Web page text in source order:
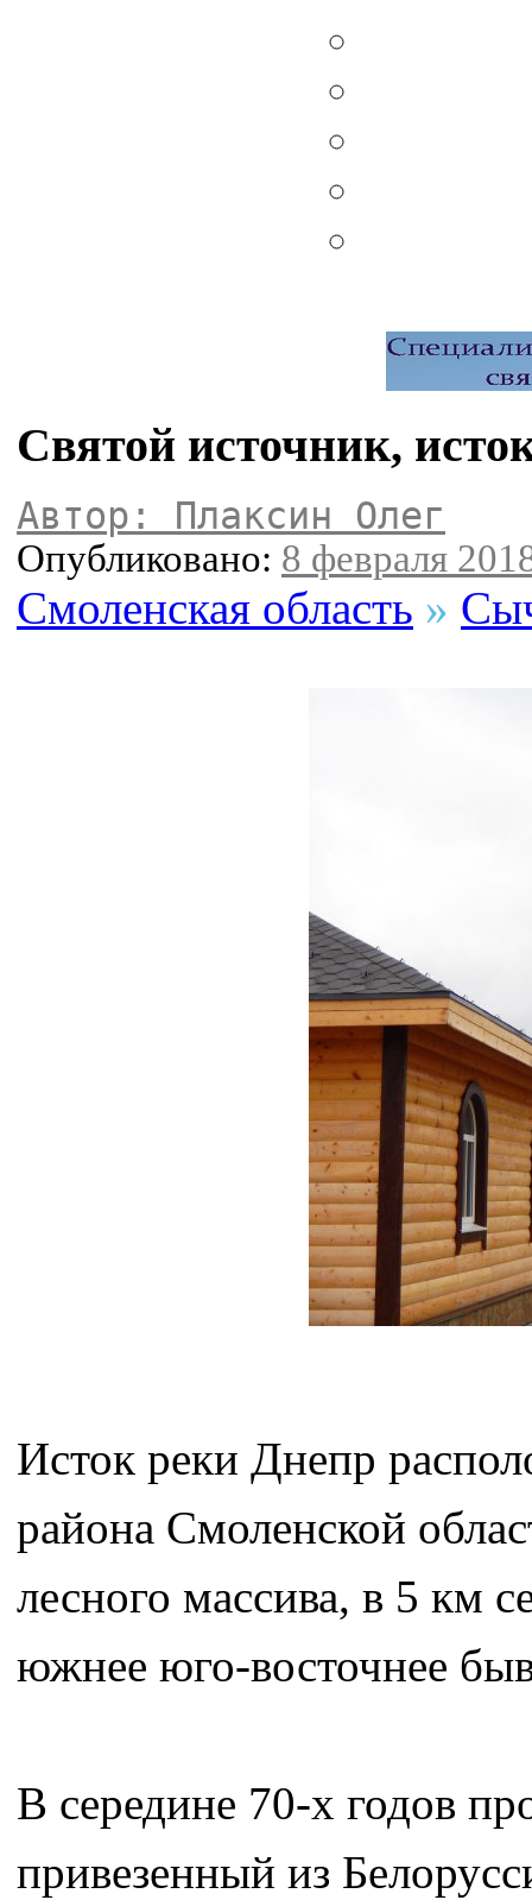
Святой источник,
Автор: Плаксин Олег
Опубликовано: 8 февраля
Смоленская область »
Исток реки Днепр
района Смоленской
лесного массива, в 5 км
южнее юго-восточнее
В середине 70-х годов
привезенный из